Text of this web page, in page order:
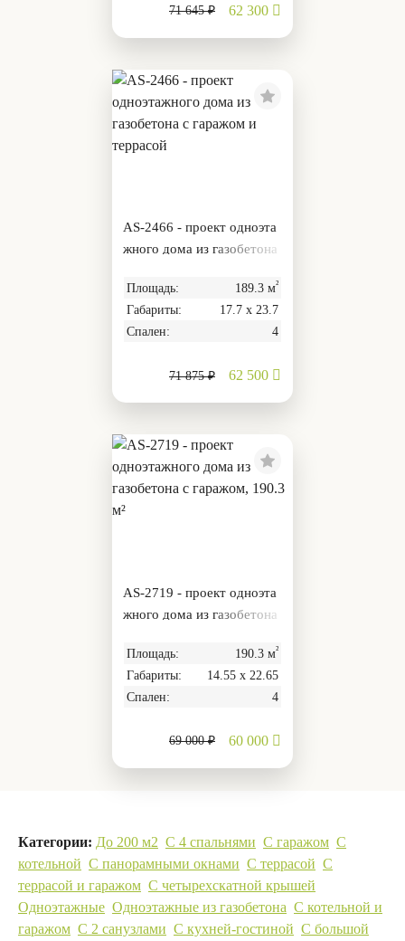
71 645 ₽ 62 300
AS-2466 - проект одноэта
жного дома из газобетона
Площадь: 189.3 м²
Габариты:
17.7 х 23.7
Спален:
4
71 875 ₽ 62 500
AS-2719 - проект одноэта
жного дома из газобетона
Площадь: 190.3 м²
Габариты:
14.55 х 22.65
Спален:
4
69 000 ₽ 60 000
Категории: До 200 м2 С 4 спальнями С гаражом С
котельной С панорамными окнами С террасой С
террасой и гаражом С четырехскатной крышей
Одноэтажные Одноэтажные из газобетона С котельной и
гаражом С 2 санузлами С кухней-гостиной С большой